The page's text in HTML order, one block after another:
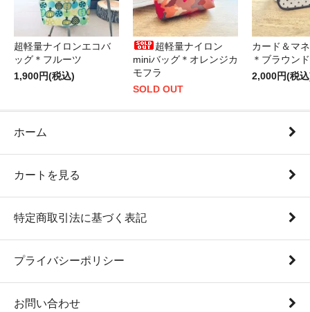
超軽量ナイロンエコバ
ッグ＊フルーツ
1,900円(税込)
超軽量ナイロン
miniバッグ＊オレンジカ
モフラ
SOLD OUT
カード＆マ
＊ブラウン
2,000円(税
ホーム
カートを見る
特定商取引法に基づく表記
プライバシーポリシー
お問い合わせ